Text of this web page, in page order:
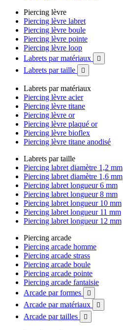
Piercing lèvre
Piercing lèvre labret
Piercing lèvre boule
Piercing lèvre pointe
Piercing lèvre loop
Labrets par matériaux

Labrets par taille 
Labrets par matériaux
Piercing lèvre acier
Piercing lèvre titane
Piercing lèvre or
Piercing lèvre plaqué or
Piercing lèvre bioflex
Piercing lèvre titane anodisé
Labrets par taille
Piercing labret diamètre 1,2 mm
Piercing labret diamètre 1,6 mm
Piercing labret longueur 6 mm
Piercing labret longueur 8 mm
Piercing labret longueur 10 mm
Piercing labret longueur 11 mm
Piercing labret longueur 12 mm
Piercing arcade
Piercing arcade homme
Piercing arcade strass
Piercing arcade boule
Piercing arcade pointe
Piercing arcade fantaisie
Arcade par formes

Arcade par matériaux 
Arcade par tailles 